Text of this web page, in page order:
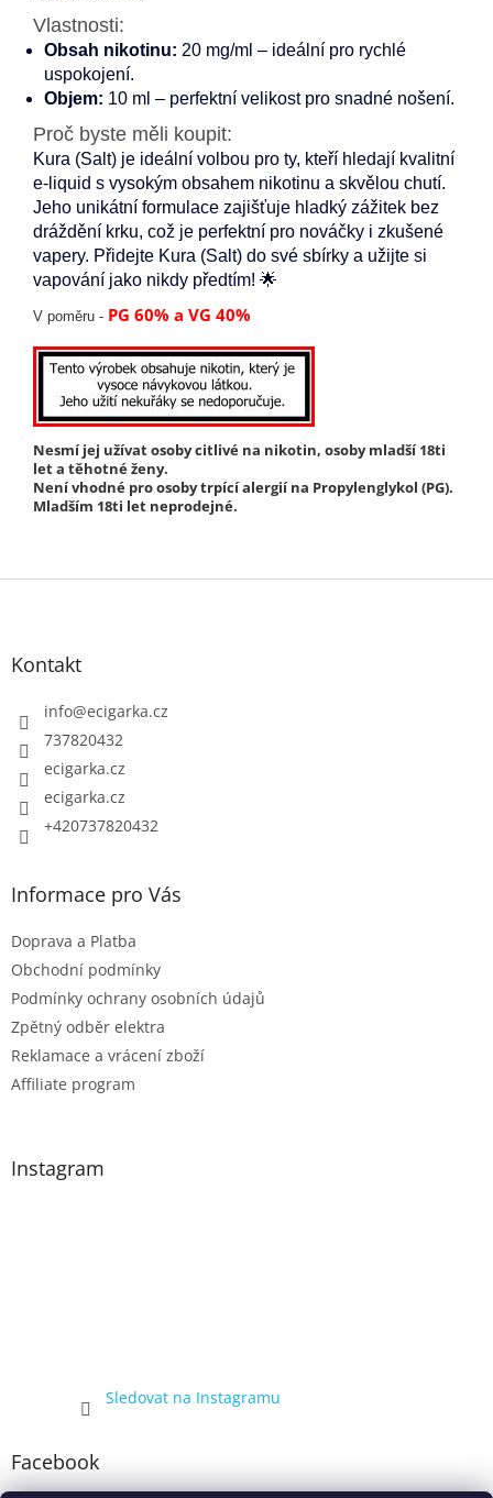
Vlastnosti:
Obsah nikotinu: 20 mg/ml – ideální pro rychlé
uspokojení.
Objem: 10 ml – perfektní velikost pro snadné nošení.
Proč byste měli koupit:
Kura (Salt) je ideální volbou pro ty, kteří hledají kvalitní
e-liquid s vysokým obsahem nikotinu a skvělou chutí.
Jeho unikátní formulace zajišťuje hladký zážitek bez
dráždění krku, což je perfektní pro nováčky i zkušené
vapery. Přidejte Kura (Salt) do své sbírky a užijte si
vapování jako nikdy předtím! 🌟
V poměru - PG 60% a VG 40%
Nesmí jej užívat osoby citlivé na nikotin, osoby mladší 18ti
let a těhotné ženy.
Není vhodné pro osoby trpící alergií na Propylenglykol (PG).
Mladším 18ti let neprodejné.
Kontakt
info@ecigarka.cz
737820432
ecigarka.cz
ecigarka.cz
+420737820432
Informace pro Vás
Doprava a Platba
Obchodní podmínky
Podmínky ochrany osobních údajů
Zpětný odběr elektra
Reklamace a vrácení zboží
Affiliate program
Instagram
Sledovat na Instagramu
Facebook